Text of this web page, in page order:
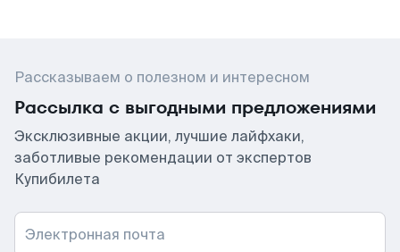
Рассказываем о полезном и интересном
Рассылка с выгодными предложениями
Эксклюзивные акции, лучшие лайфхаки,
заботливые рекомендации от экспертов
Купибилета
Электронная почта